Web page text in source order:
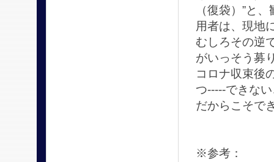
（復袋）”と
用者は、現地
むしろその逆
がいっそう募
コロナ収束後
つ-----できな
だからこそで
※参考：